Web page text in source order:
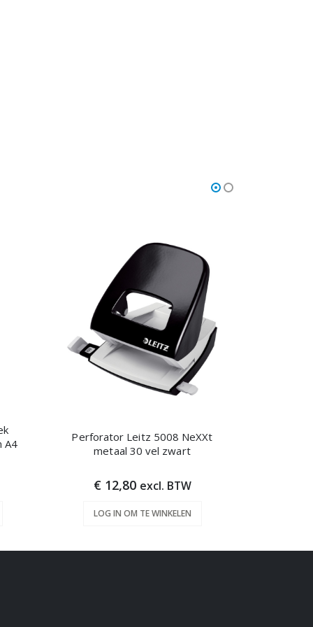
A4
Perforator Leitz 5008 NeXXt
metaal 30 vel zwart
€ 12,80 excl. BTW
LOG IN OM TE WINKELEN